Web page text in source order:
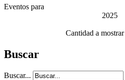
Eventos para
2025
Cantidad a mostrar
Buscar
Buscar...